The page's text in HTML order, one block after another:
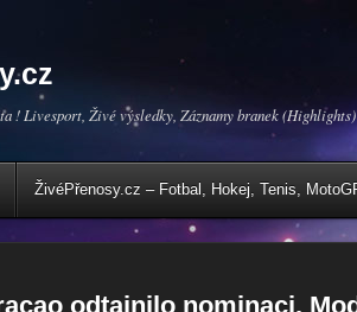
! Livesport, Živé výsledky, Záznamy branek
ŽivéPřenosy.cz – Fotbal, Hokej, Tenis,
odtajnilo nominaci.